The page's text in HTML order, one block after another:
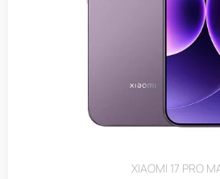
XIAOMI 17 PRO